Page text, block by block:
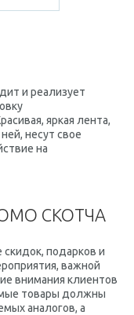
и реализует
яркая лента,
несут свое
на
СКОТЧА
подарков и
важной
внимания клиентов
товары должны
аналогов, а